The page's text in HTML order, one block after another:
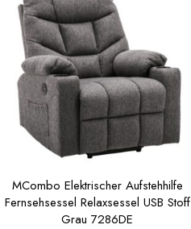
MCombo Elektrischer Aufstehhilfe
Fernsehsessel Relaxsessel USB Stoff
Grau 7286DE